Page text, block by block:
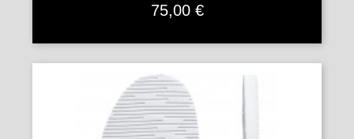
Prix
75,00 €